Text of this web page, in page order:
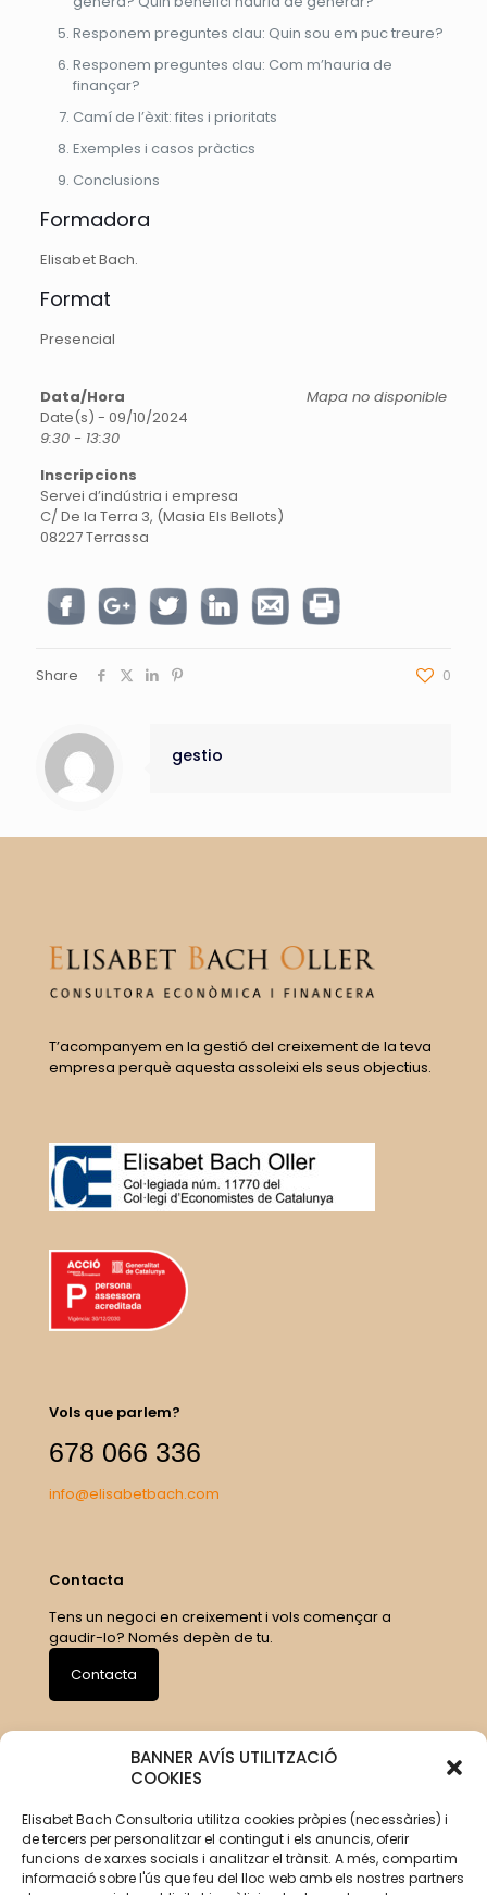
BANNER AVÍS UTILITZACIÓ
COOKIES
Elisabet Bach Consultoria utilitza cookies pròpies (necessàries) i
de tercers per personalitzar el contingut i els anuncis, oferir
funcions de xarxes socials i analitzar el trànsit. A més, compartim
informació sobre l'ús que feu del lloc web amb els nostres partners
Responem preguntes clau: Quin sou em puc treure?
Responem preguntes clau: Com m’hauria de
finançar?
Camí de l’èxit: fites i prioritats
Exemples i casos pràctics
Conclusions
Formadora
Elisabet Bach.
Format
Presencial
Mapa no disponible
Data/Hora
Date(s) - 09/10/2024
9:30 - 13:30
Inscripcions
Servei d’indústria i empresa
C/ De la Terra 3, (Masia Els Bellots)
08227 Terrassa
Share 0
gestio
T’acompanyem en la gestió del creixement de la teva
empresa perquè aquesta assoleixi els seus objectius.
Vols que parlem?
678 066 336
info@elisabetbach.com
Contacta
Tens un negoci en creixement i vols començar a
gaudir-lo? Només depèn de tu.
Contacta